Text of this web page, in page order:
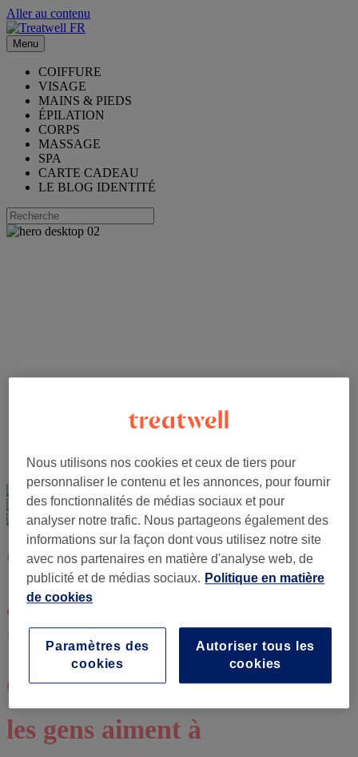
Aller au contenu
Menu
COIFFURE
VISAGE
MAINS & PIEDS
ÉPILATION
CORPS
MASSAGE
SPA
CARTE CADEAU
LE BLOG IDENTITÉ
re-réserver et
replanifier
Qu'est-ce que les gens
aiment à propos de l'app
?
Qu'est-ce que
les gens aiment à
Nous utilisons nos cookies et ceux de tiers pour
personnaliser le contenu et les annonces, pour fournir
des fonctionnalités de médias sociaux et pour
analyser notre trafic. Nous partageons également des
informations sur la façon dont vous utilisez notre site
avec nos partenaires en matière d'analyse web, de
publicité et de médias sociaux. Politique en matière
de cookies
Autoriser tous les
cookies
Paramètres des
cookies